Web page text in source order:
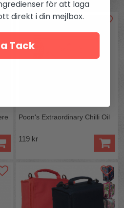
Poon's Extraordinary Chilli Oil
119 kr
för att laga
direkt i din mejlbox.
Tack